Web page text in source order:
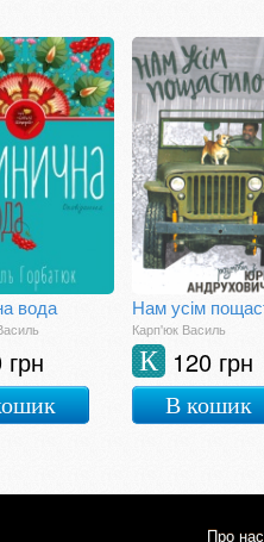
вода
грн
Карп'юк Василь
120 грн
К
В кошик
Про нас